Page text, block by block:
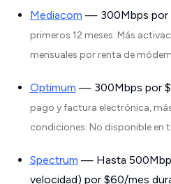
Mediacom — 300Mbps por
primeros 12 meses. Más
mensuales por renta de
Optimum — 300Mbps por
pago y factura electrónica,
condiciones. No disponible en
Spectrum — Hasta
velocidad) por $60/mes